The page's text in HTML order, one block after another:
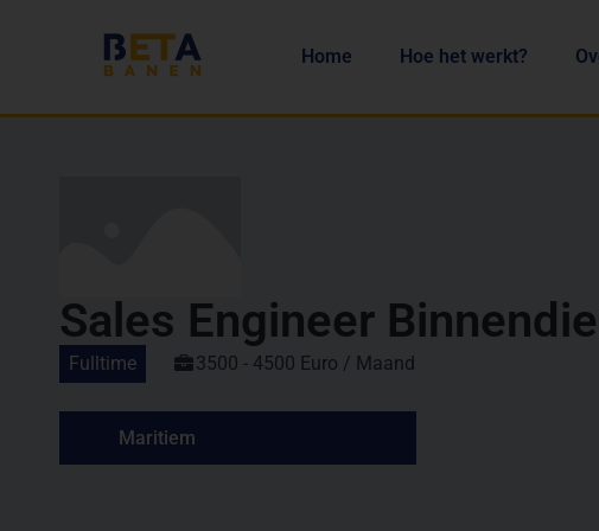
Home Hoe het werkt?
Sales Engineer
Fulltime 3500 - 4500 Euro / Maand
Maritiem